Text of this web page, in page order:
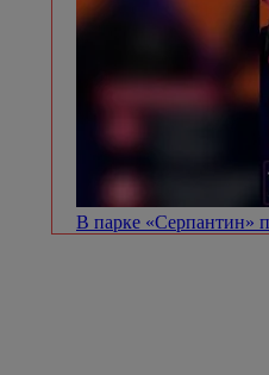
В парке «Серпантин»